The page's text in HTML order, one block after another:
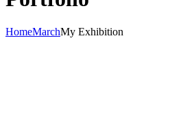
HomeMarchMy Exhibition